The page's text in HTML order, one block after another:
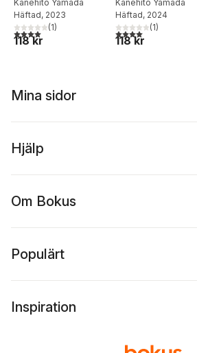
9
Kanehito Yamada
Häftad, 2023
4,0utav 5 stjärnor. Totalt antal röster:
(1)
118 kr
10
Kanehito Yamada
Häftad, 2024
4,0utav 5 stjärnor.
(1)
118 kr
Mina sidor
Hjälp
Om Bokus
Populärt
Inspiration